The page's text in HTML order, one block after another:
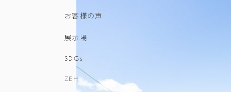
お客様の声
展示場
SDGs
ZEH